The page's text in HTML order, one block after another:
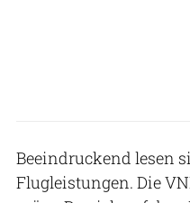
Beeindruckend lesen
Flugleistungen. Die